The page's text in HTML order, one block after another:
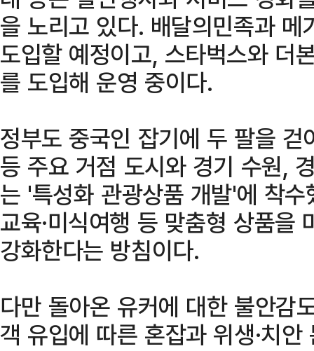
을 노리고 있다. 배달의민족과 메
도입할 예정이고, 스타벅스와 더
를 도입해 운영 중이다.
정부도 중국인 잡기에 두 팔을
등 주요 거점 도시와 경기 수원,
는 '특성화 관광상품 개발'에 착
교육·미식여행 등 맞춤형 상품을
강화한다는 방침이다.
다만 돌아온 유커에 대한 불안감
객 유입에 따른 혼잡과 위생·치